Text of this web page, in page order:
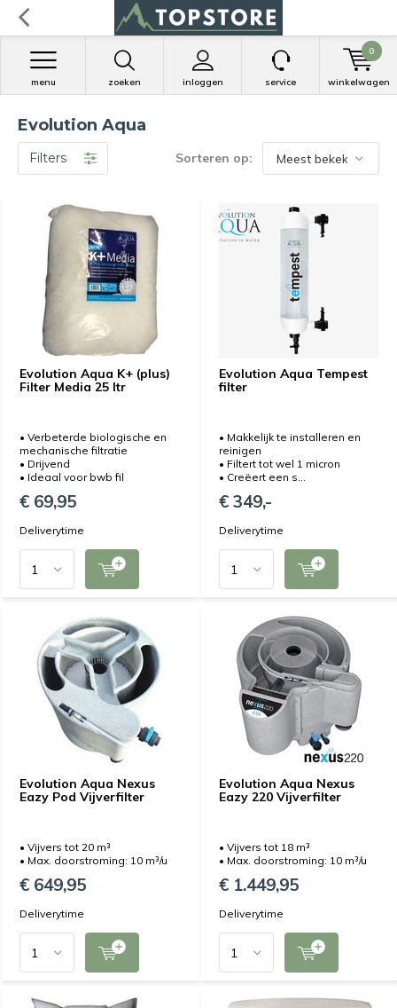
zoeken inloggen
menu service winkelwagen
0
Evolution Aqua
Filters Sorteren op:
Evolution Aqua K+ (plus)
Filter Media 25 ltr
• Verbeterde biologische en
mechanische filtratie
• Drijvend
• Ideaal voor bwb fil
€ 69,95
Deliverytime
Evolution Aqua Tempest
filter
• Makkelijk te installeren en
reinigen
• Filtert tot wel 1 micron
• Creëert een s...
€ 349,-
Deliverytime
Evolution Aqua Nexus
Eazy Pod Vijverfilter
• Vijvers tot 20 m³
• Max. doorstroming: 10 m³/u
€ 649,95
Deliverytime
Evolution Aqua Nexus
Eazy 220 Vijverfilter
• Vijvers tot 18 m³
• Max. doorstroming: 10 m³/u
€ 1.449,95
Deliverytime